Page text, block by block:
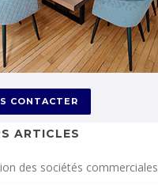
CONTACTER
ARTICLES
des sociétés commerciales